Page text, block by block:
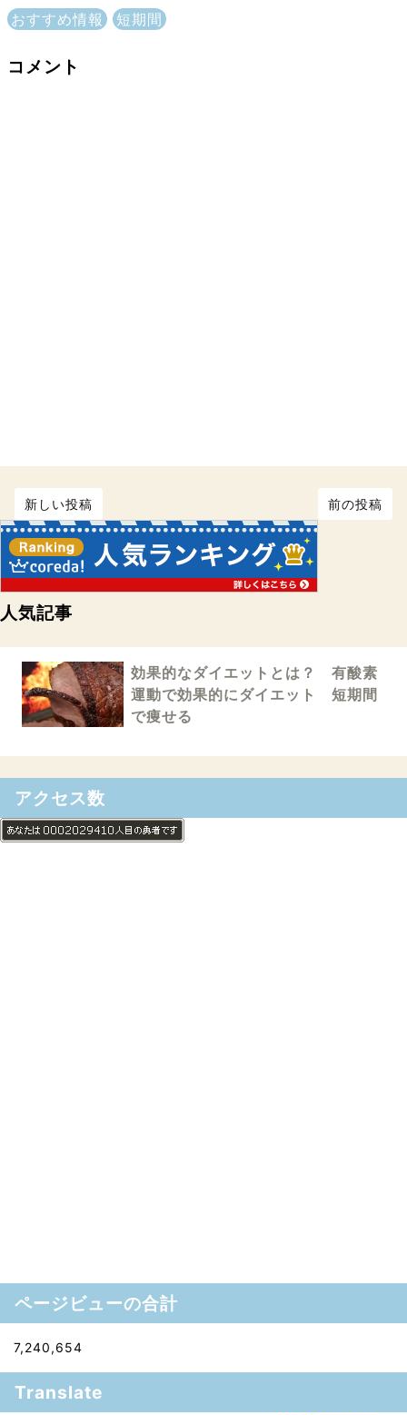
おすすめ情報 短期間
コメント
新しい投稿 前の投稿
人気記事
効果的なダイエットとは？ 有酸素
運動で効果的にダイエット 短期間
で痩せる
アクセス数
ページビューの合計
7,240,654
Translate